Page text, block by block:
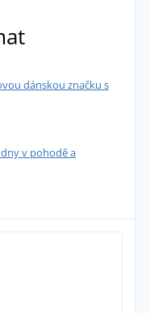
dánskou značku s
v pohodě a